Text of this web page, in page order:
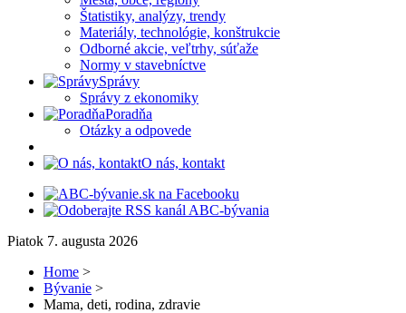
Štatistiky, analýzy, trendy
Materiály, technológie, konštrukcie
Odborné akcie, veľtrhy, súťaže
Normy v stavebníctve
Správy
Správy z ekonomiky
Poradňa
Otázky a odpovede
O nás, kontakt
Piatok 7. augusta 2026
Home >
Bývanie >
Mama, deti, rodina, zdravie